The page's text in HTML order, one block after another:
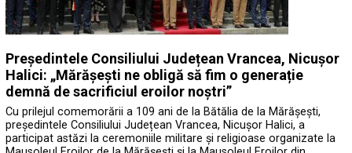
Președintele Consiliului Județean Vrancea, Nicușor
Halici: „Mărășești ne obligă să fim o generație
demnă de sacrificiul eroilor noștri”
Cu prilejul comemorării a 109 ani de la Bătălia de la Mărășești,
președintele Consiliului Județean Vrancea, Nicușor Halici, a
participat astăzi la ceremoniile militare și religioase organizate la